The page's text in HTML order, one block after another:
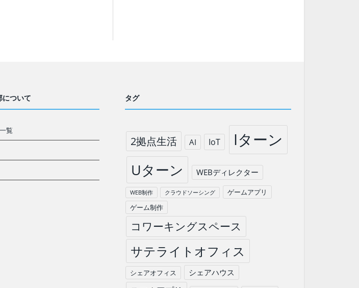
について
覧
タグ
2拠点生活 AI IoT Iターン
Uターン WEBディレクター
WEB制作 クラウドソーシング
ゲームアプリ
ゲーム制作
コワーキングスペース
サテライトオフィス
シェアオフィス シェアハウス